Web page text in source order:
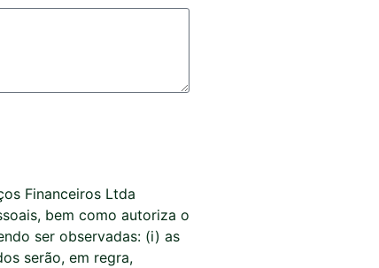
Financeiros Ltda
bem como autoriza o
ser observadas: (i) as
serão, em regra,